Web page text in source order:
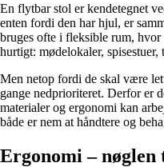
En flytbar stol er kendetegnet
enten fordi den har hjul, er
bruges ofte i fleksible rum,
hurtigt: mødelokaler, spisestuer,
Men netop fordi de skal være
gange nedprioriteret. Derfor er
materialer og ergonomi kan
både er nem at håndtere og
Ergonomi –